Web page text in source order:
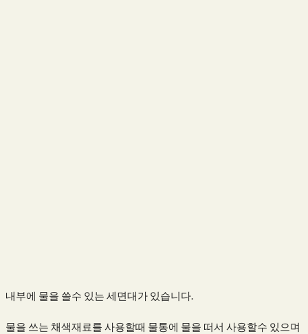
내부에 물을 쓸수 있는 세면대가 있습니다.
물을 쓰는 채색재료를 사용할때 물통에 물을 떠서 사용할수 있으며